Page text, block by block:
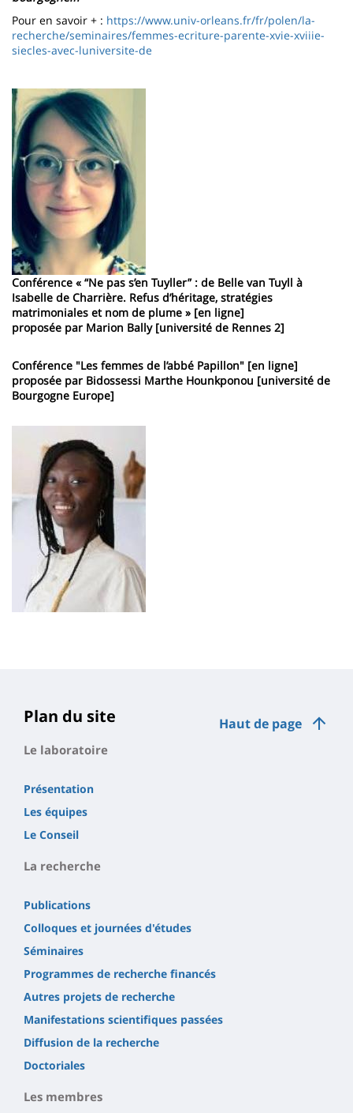
Pour en savoir + : https://www.univ-orleans.fr/fr/polen/la-
recherche/seminaires/femmes-ecriture-parente-xvie-xviiie-
siecles-avec-luniversite-de
Image
Conférence « “Ne pas s’en Tuyller” : de Belle van Tuyll à
Isabelle de Charrière. Refus d’héritage, stratégies
matrimoniales et nom de plume » [en ligne]
proposée par Marion Bally [université de Rennes 2]
Conférence "Les femmes de l’abbé Papillon" [en ligne]
proposée par Bidossessi Marthe Hounkponou [université de
Bourgogne Europe]
Haut de page
Plan du site
Le laboratoire
Présentation
Les équipes
Le Conseil
La recherche
Publications
Colloques et journées d'études
Séminaires
Programmes de recherche financés
Autres projets de recherche
Manifestations scientifiques passées
Diffusion de la recherche
Doctoriales
Les membres